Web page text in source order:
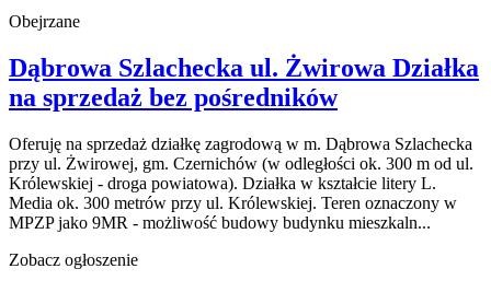
Obejrzane
Dąbrowa Szlachecka ul. Żwirowa Działka
na sprzedaż bez pośredników
Oferuję na sprzedaż działkę zagrodową w m. Dąbrowa Szlachecka
przy ul. Żwirowej, gm. Czernichów (w odległości ok. 300 m od ul.
Królewskiej - droga powiatowa). Działka w kształcie litery L.
Media ok. 300 metrów przy ul. Królewskiej. Teren oznaczony w
MPZP jako 9MR - możliwość budowy budynku mieszkaln...
Zobacz ogłoszenie